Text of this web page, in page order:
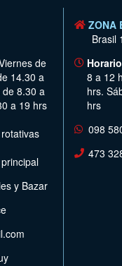
de
14.30 a
8.30 a
a 19 hrs
y Bazar
ZONA
Brasil
8 a 12
hrs.
hrs
098
473